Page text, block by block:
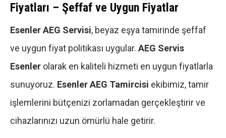
Fiyatları – Şeffaf ve Uygun Fiyatlar
Esenler AEG Servisi, beyaz eşya tamirinde şeffaf
ve uygun fiyat politikası uygular. AEG Servis
Esenler olarak en kaliteli hizmeti en uygun fiyatlarla
sunuyoruz. Esenler AEG Tamircisi ekibimiz, tamir
işlemlerini bütçenizi zorlamadan gerçekleştirir ve
cihazlarınızı uzun ömürlü hale getirir.